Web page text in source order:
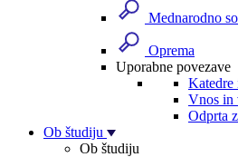
Mednarodno
Oprema
Uporabne povezave
Katedre
Vnos in
Odprta
Ob študiju
Ob študiju